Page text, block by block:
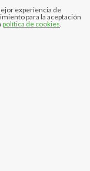
experiencia de
para la aceptación
política de cookies